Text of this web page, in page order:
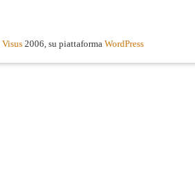
Visus 2006, su piattaforma WordPress